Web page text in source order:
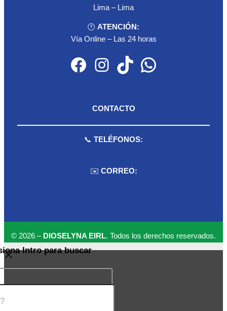
Lima – Lima
🕐 ATENCIÓN:
Vía Online – Las 24 horas
Facebook Instagram TikTok WhatsApp
CONTACTO
📞 TELÉFONOS:
✉️ CORREO:
© 2026 – DIOSELYNA EIRL. Todos los derechos reservados.
Intro para buscar